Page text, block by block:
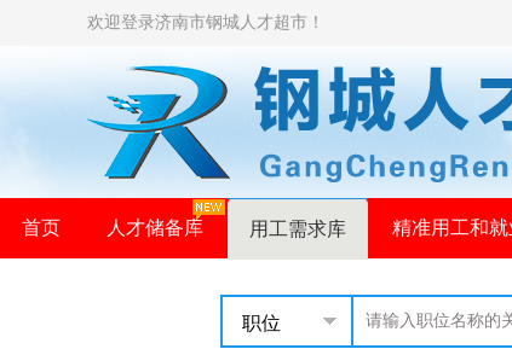
欢迎登录济南市钢城人才超市！
首页 人才储备库 用工需求库 精准用工和就
职位